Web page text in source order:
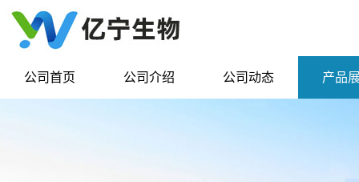
公司首页 公司介绍 公司动态 产品